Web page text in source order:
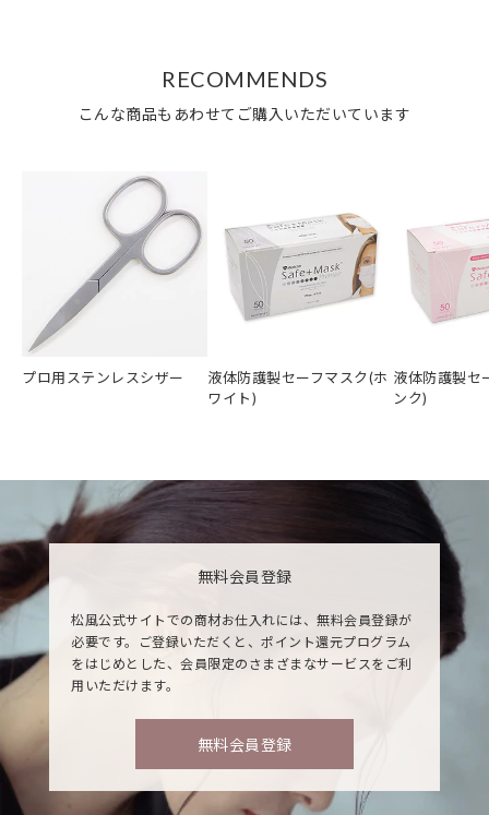
RECOMMENDS
こんな商品もあわせてご購入いただいています
プロ用ステンレスシザー
液体防護製セーフマスク(ホ
ワイト)
液体防護製セ
ンク)
無料会員登録
松風公式サイトでの商材お仕入れには、無料会員登録が
必要です。ご登録いただくと、ポイント還元プログラム
をはじめとした、会員限定のさまざまなサービスをご利
用いただけます。
無料会員登録